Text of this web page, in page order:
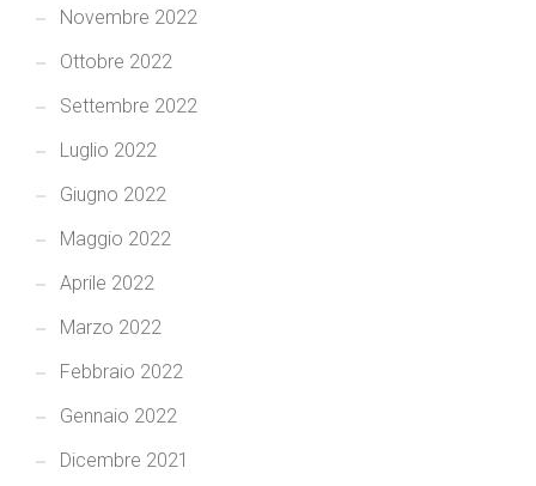
Novembre 2022
Ottobre 2022
Settembre 2022
Luglio 2022
Giugno 2022
Maggio 2022
Aprile 2022
Marzo 2022
Febbraio 2022
Gennaio 2022
Dicembre 2021